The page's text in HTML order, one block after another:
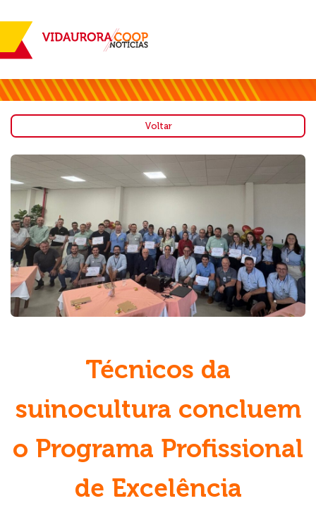
Voltar
Técnicos da
suinocultura concluem
o Programa Profissional
de Excelência